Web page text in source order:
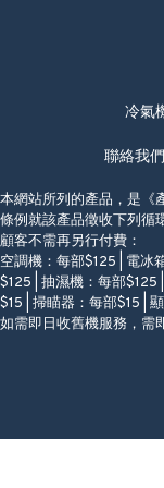
香港香港仔成都
(黃竹坑地鐵站轉4M
冷氣
聯絡我們
本網站所列的產品，是《
條例就該產品徵收下列循
顧客不需再另行付費：
空調機：每部$125 | 電冰
$125 | 抽濕機：每部$125
$15 | 掃瞄器：每部$15 |
如需即日收舊機服務，需